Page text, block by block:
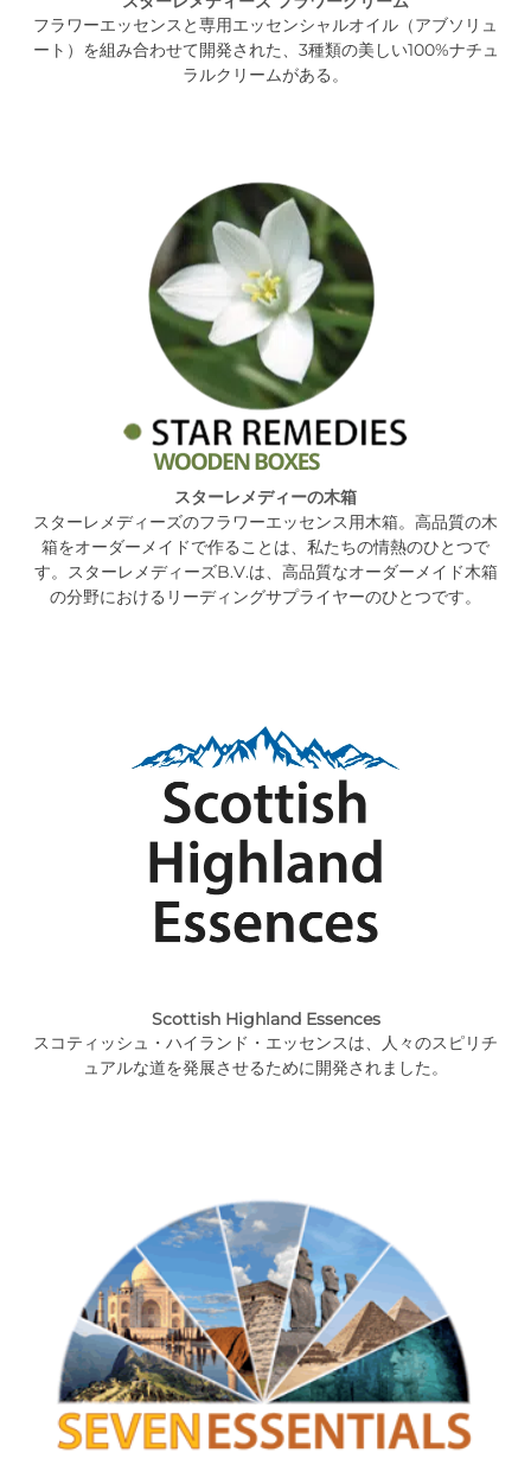
フラワーエッセンスと専用エッセンシャルオイル（アブソリュ
ート）を組み合わせて開発された、3種類の美しい100%ナチュ
ラルクリームがある。
スターレメディーの木箱
スターレメディーズのフラワーエッセンス用木箱。高品質の木
箱をオーダーメイドで作ることは、私たちの情熱のひとつで
す。スターレメディーズB.V.は、高品質なオーダーメイド木箱
の分野におけるリーディングサプライヤーのひとつです。
Scottish Highland Essences
スコティッシュ・ハイランド・エッセンスは、人々のスピリチ
ュアルな道を発展させるために開発されました。